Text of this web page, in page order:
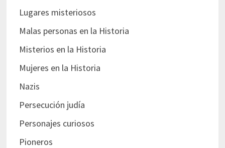
Lugares misteriosos
Malas personas en la Historia
Misterios en la Historia
Mujeres en la Historia
Nazis
Persecución judía
Personajes curiosos
Pioneros